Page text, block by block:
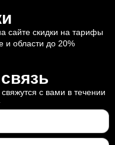
сайте скидки на тарифы
и области до 20%
с вами в течении